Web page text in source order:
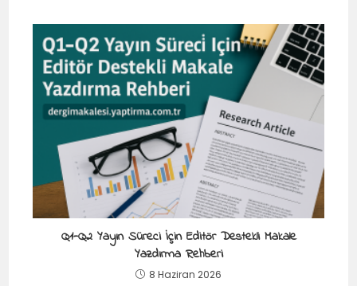
Q1-Q2 Yayın Süreci İçin Editör Destekli Makale
Yazdırma Rehberi
8 Haziran 2026